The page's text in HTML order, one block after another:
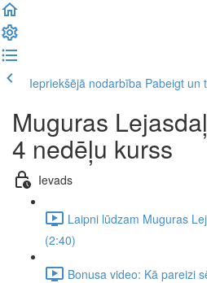
Iepriekšējā nodarbība Pabeigt un
Muguras
4 nedēļu kurss
Ievads
Laipni lūdzam Muguras
(2:40)
Bonusa video: Kā pareizi